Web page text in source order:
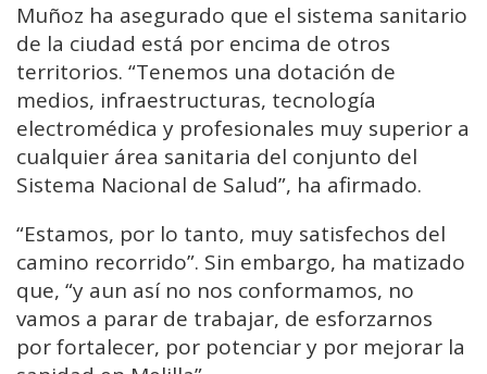
Muñoz ha asegurado que el sistema sanitario
de la ciudad está por encima de otros
territorios. “Tenemos una dotación de
medios, infraestructuras, tecnología
electromédica y profesionales muy superior a
cualquier área sanitaria del conjunto del
Sistema Nacional de Salud”, ha afirmado.
“Estamos, por lo tanto, muy satisfechos del
camino recorrido”. Sin embargo, ha matizado
que, “y aun así no nos conformamos, no
vamos a parar de trabajar, de esforzarnos
por fortalecer, por potenciar y por mejorar la